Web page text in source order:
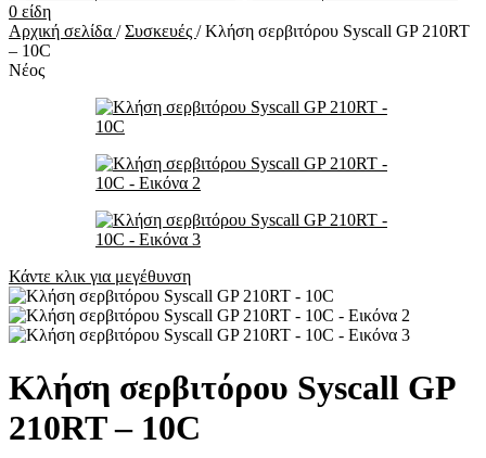
0 είδη
Αρχική σελίδα / Συσκευές / Κλήση σερβιτόρου Syscall GP 210RT
– 10C
Νέος
Κάντε κλικ για μεγέθυνση
Κλήση σερβιτόρου Syscall GP
210RT – 10C